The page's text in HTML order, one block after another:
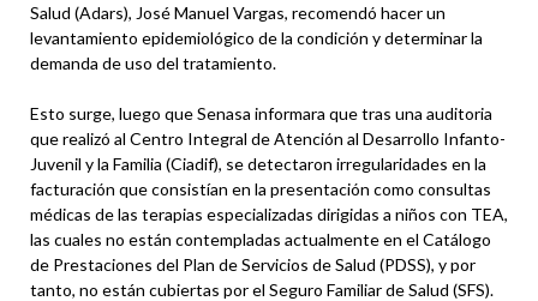
Salud (Adars), José Manuel Vargas, recomendó hacer un
levantamiento epidemiológico de la condición y determinar la
demanda de uso del tratamiento.
Esto surge, luego que Senasa informara que tras una auditoria
que realizó al Centro Integral de Atención al Desarrollo Infanto-
Juvenil y la Familia (Ciadif), se detectaron irregularidades en la
facturación que consistían en la presentación como consultas
médicas de las terapias especializadas dirigidas a niños con TEA,
las cuales no están contempladas actualmente en el Catálogo
de Prestaciones del Plan de Servicios de Salud (PDSS), y por
tanto, no están cubiertas por el Seguro Familiar de Salud (SFS).